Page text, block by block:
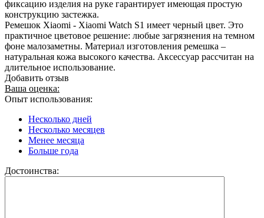
фиксацию изделия на руке гарантирует имеющая простую
конструкцию застежка.
Ремешок Xiaomi - Xiaomi Watch S1 имеет черный цвет. Это
практичное цветовое решение: любые загрязнения на темном
фоне малозаметны. Материал изготовления ремешка –
натуральная кожа высокого качества. Аксессуар рассчитан на
длительное использование.
Добавить отзыв
Ваша оценка:
Опыт использования:
Несколько дней
Несколько месяцев
Менее месяца
Больше года
Достоинства: